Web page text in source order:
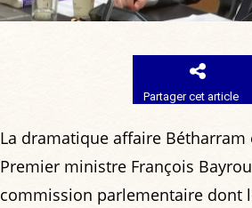
Partager cet article
La dramatique affaire Bétharram
Premier ministre François
commission parlementaire dont